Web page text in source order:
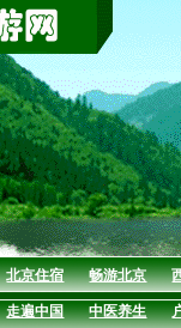
北京住宿 畅游北京
走遍中国 中医养生